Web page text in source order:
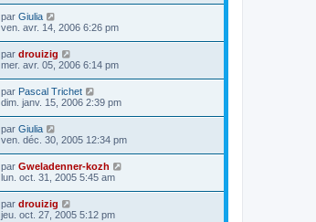
par Giulia
ven. avr. 14, 2006 6:26 pm
par drouizig
mer. avr. 05, 2006 6:14 pm
par Pascal Trichet
dim. janv. 15, 2006 2:39 pm
par Giulia
ven. déc. 30, 2005 12:34 pm
par Gweladenner-kozh
lun. oct. 31, 2005 5:45 am
par drouizig
jeu. oct. 27, 2005 5:12 pm